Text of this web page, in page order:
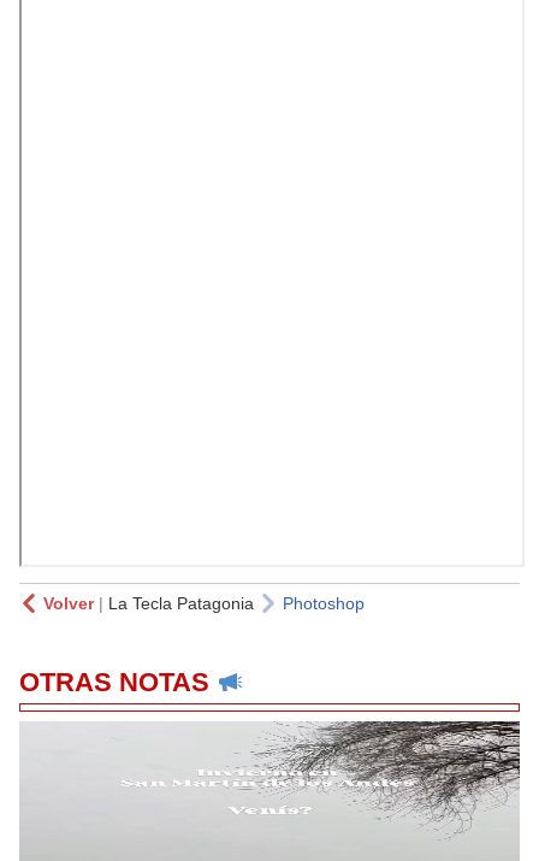
Volver| La Tecla Patagonia Photoshop
OTRAS NOTAS